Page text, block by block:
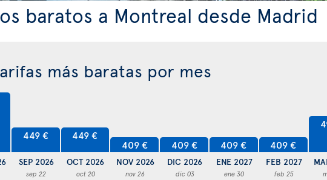
baratos a Montreal desde Madrid
más baratas por mes
449 €
SEP 2026
sep 22
449 €
OCT 2026
oct 20
409 €
NOV 2026
nov 26
409 €
DIC 2026
dic 03
409 €
ENE 2027
ene 30
409 €
FEB 2027
feb 25